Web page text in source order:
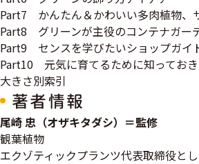
Part7 かんたん＆かわいい多肉植物、
Part8 グリーンが主役のコンテナガー
Part9 センスを学びたいショップガイ
Part10 元気に育てるために知ってお
大きさ別索引
著者情報
尾崎 忠（オザキタダシ）＝監修
観葉植物
エクゾティックプランツ代表取締役と